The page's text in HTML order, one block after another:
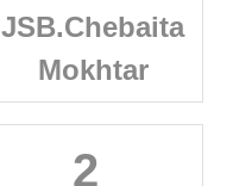
JSB.Chebaita
Mokhtar
2